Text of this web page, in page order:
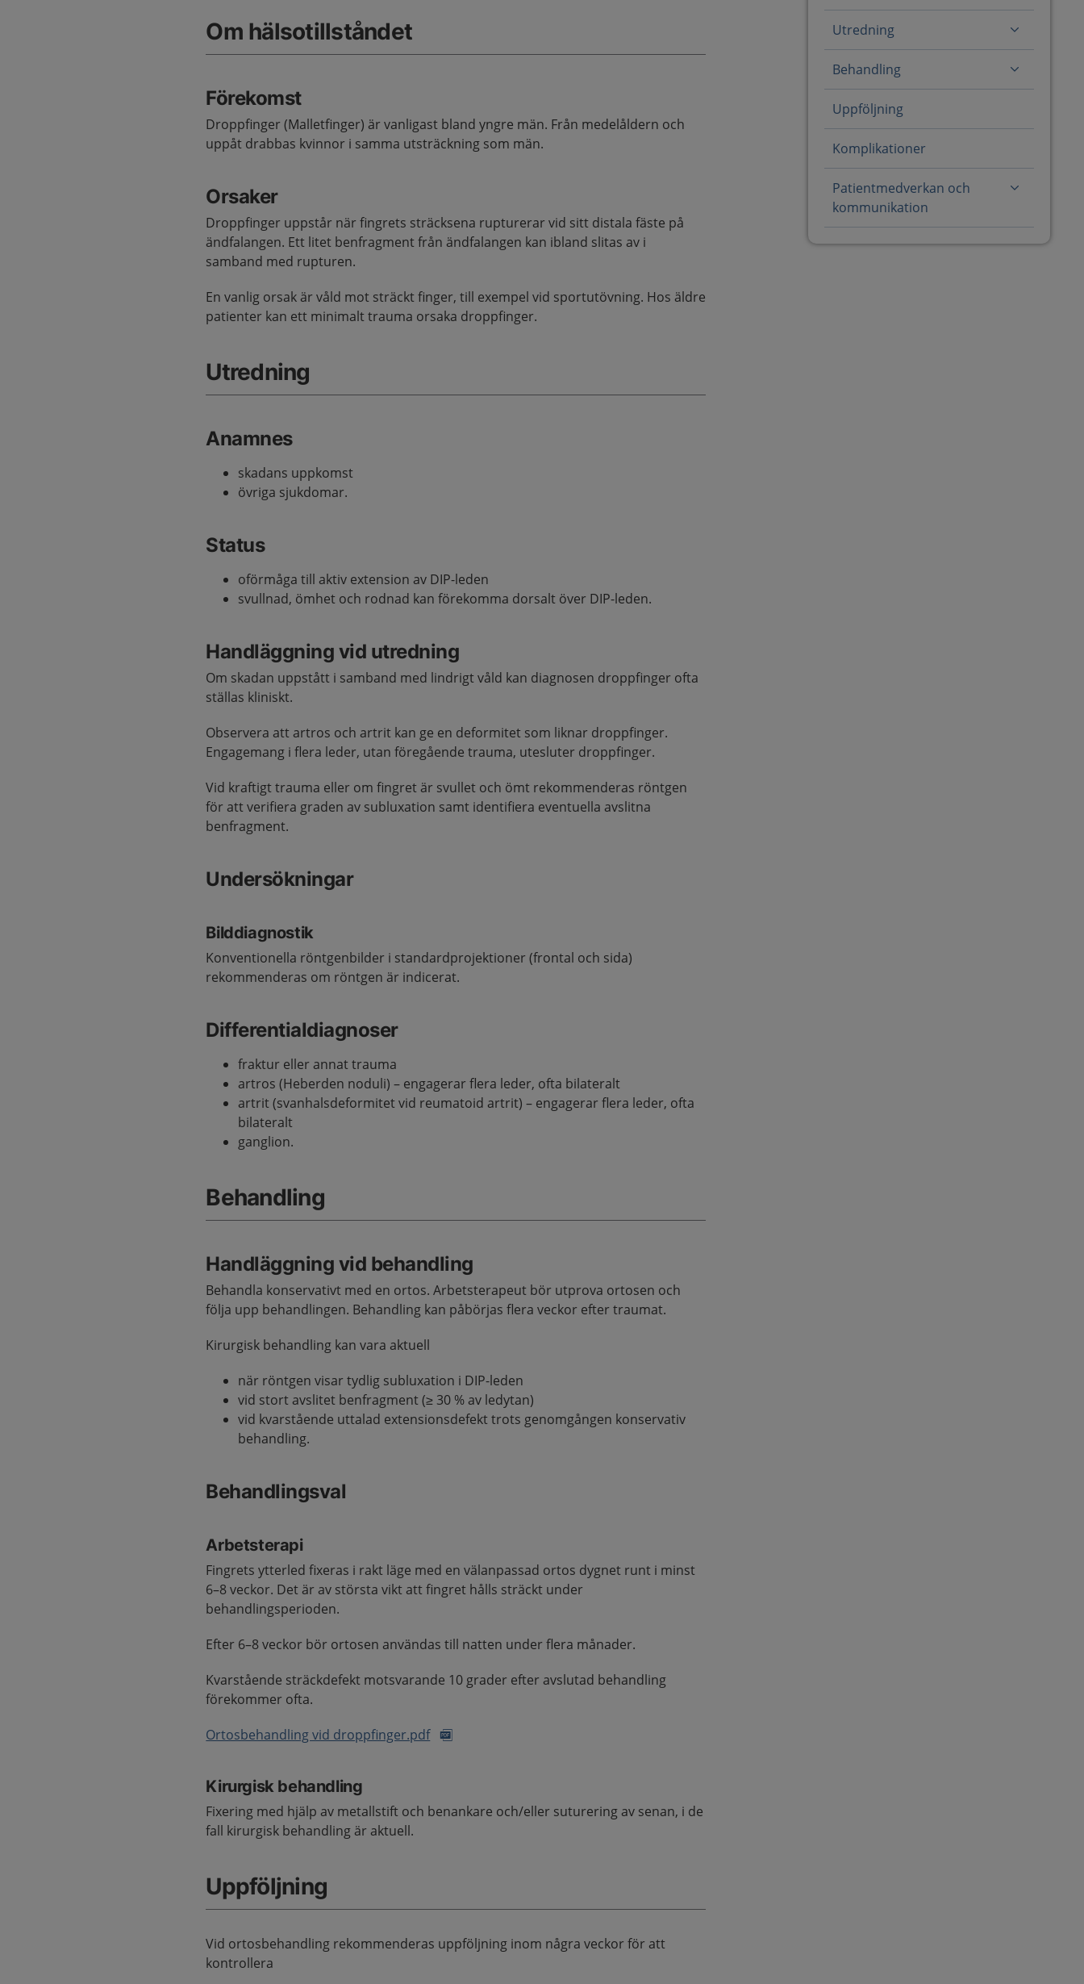
Om hälsotillståndet
Förekomst
Droppfinger (Malletfinger) är vanligast bland yngre män. Från medelåldern och
uppåt drabbas kvinnor i samma utsträckning som män.
Orsaker
Droppfinger uppstår när fingrets sträcksena rupturerar vid sitt distala fäste på
ändfalangen. Ett litet benfragment från ändfalangen kan ibland slitas av i
samband med rupturen.
En vanlig orsak är våld mot sträckt finger, till exempel vid sportutövning. Hos äldre
patienter kan ett minimalt trauma orsaka droppfinger.
Utredning
Anamnes
skadans uppkomst
övriga sjukdomar.
Status
oförmåga till aktiv extension av DIP-leden
svullnad, ömhet och rodnad kan förekomma dorsalt över DIP-leden.
Handläggning vid utredning
Om skadan uppstått i samband med lindrigt våld kan diagnosen droppfinger ofta
ställas kliniskt.
Observera att artros och artrit kan ge en deformitet som liknar droppfinger.
Engagemang i flera leder, utan föregående trauma, utesluter droppfinger.
Vid kraftigt trauma eller om fingret är svullet och ömt rekommenderas röntgen
för att verifiera graden av subluxation samt identifiera eventuella avslitna
benfragment.
Undersökningar
Bilddiagnostik
Konventionella röntgenbilder i standardprojektioner (frontal och sida)
rekommenderas om röntgen är indicerat.
Differentialdiagnoser
fraktur eller annat trauma
artros (Heberden noduli) – engagerar flera leder, ofta bilateralt
artrit (svanhalsdeformitet vid reumatoid artrit) – engagerar flera leder, ofta
bilateralt
ganglion.
Behandling
Handläggning vid behandling
Behandla konservativt med en ortos. Arbetsterapeut bör utprova ortosen och
följa upp behandlingen. Behandling kan påbörjas flera veckor efter traumat.
Kirurgisk behandling kan vara aktuell
när röntgen visar tydlig subluxation i DIP-leden
vid stort avslitet benfragment (≥ 30 % av ledytan)
vid kvarstående uttalad extensionsdefekt trots genomgången konservativ
behandling.
Behandlingsval
Arbetsterapi
Fingrets ytterled fixeras i rakt läge med en välanpassad ortos dygnet runt i minst
6–8 veckor. Det är av största vikt att fingret hålls sträckt under
behandlingsperioden.
Efter 6–8 veckor bör ortosen användas till natten under flera månader.
Kvarstående sträckdefekt motsvarande 10 grader efter avslutad behandling
förekommer ofta.
Ortosbehandling vid droppfinger.pdf
Kirurgisk behandling
Fixering med hjälp av metallstift och benankare och/eller suturering av senan, i de
fall kirurgisk behandling är aktuell.
Uppföljning
Vid ortosbehandling rekommenderas uppföljning inom några veckor för att
kontrollera
Utredning
Behandling
Uppföljning
Komplikationer
Patientmedverkan och
kommunikation